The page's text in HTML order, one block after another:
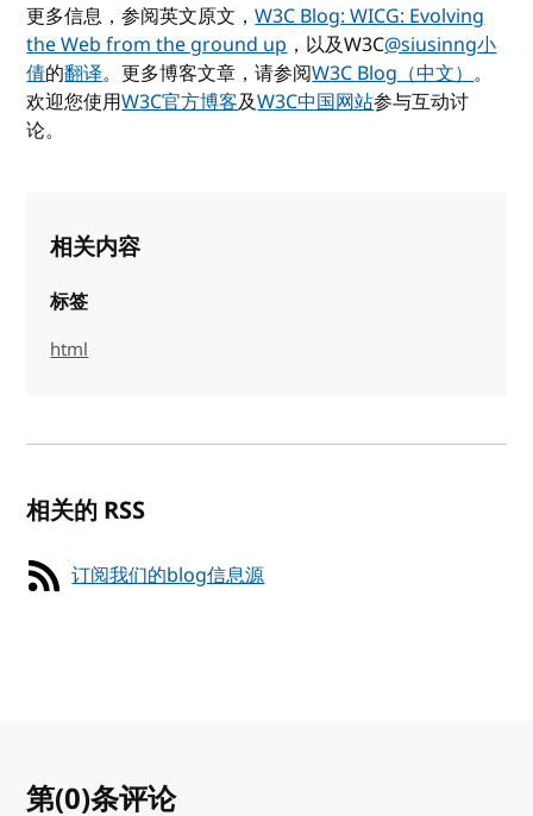
更多信息，参阅英文原文，W3C Blog: WICG: Evolving
the Web from the ground up，以及W3C@siusinng小
倩的翻译。更多博客文章，请参阅W3C Blog（中文）。
欢迎您使用W3C官方博客及W3C中国网站参与互动讨
论。
相关内容
标签
html
相关的 RSS
订阅我们的blog信息源
第(0)条评论